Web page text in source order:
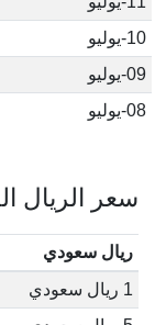
10-يوليو
09-يوليو
08-يوليو
سعر الريال
ريال سعودي
1 ريال سعودي